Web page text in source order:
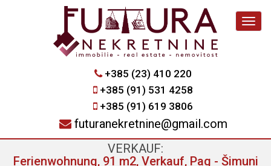
+385 (23) 410 220
+385 (91) 531 4258
+385 (91) 619 3806
futuranekretnine@gmail.com
VERKAUF:
Ferienwohnung, 91 m2, Verkauf, Pag - Šimuni